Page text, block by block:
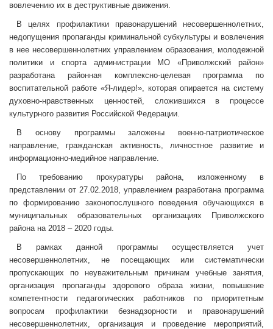
вовлечению их в деструктивные движения.
В целях профилактики правонарушений несовершеннолетних,
недопущения пропаганды криминальной субкультуры и вовлечения
в нее несовершеннолетних управлением образования, молодежной
политики и спорта администрации МО «Приволжский район»
разработана районная комплексно-целевая программа по
воспитательной работе «Я-лидер!», которая опирается на систему
духовно-нравственных ценностей, сложившихся в процессе
культурного развития Российской Федерации.
В основу программы заложены военно-патриотическое
направление, гражданская активность, личностное развитие и
информационно-медийное направление.
По требованию прокуратуры района, изложенному в
представлении от 27.02.2018, управлением разработана программа
по формированию законопослушного поведения обучающихся в
муниципальных образовательных организациях Приволжского
района на 2018 – 2020 годы.
В рамках данной программы осуществляется учет
несовершеннолетних, не посещающих или систематически
пропускающих по неуважительным причинам учебные занятия,
организация пропаганды здорового образа жизни, повышение
компетентности педагогических работников по приоритетным
вопросам профилактики безнадзорности и правонарушений
несовершеннолетних, организация и проведение мероприятий,